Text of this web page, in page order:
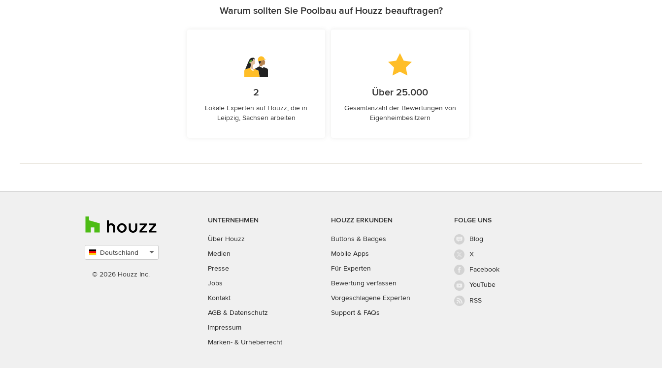
Warum sollten Sie Poolbau auf Houzz beauftragen?
2
Lokale Experten auf Houzz, die in
Leipzig, Sachsen arbeiten
Über 25.000
Gesamtanzahl der Bewertungen von
Eigenheimbesitzern
Deutschland
auswählen
© 2026 Houzz Inc.
UNTERNEHMEN
Über Houzz
Medien
Presse
Jobs
Kontakt
AGB & Datenschutz
Impressum
Marken- & Urheberrecht
HOUZZ ERKUNDEN
Buttons & Badges
Mobile Apps
Für Experten
Bewertung verfassen
Vorgeschlagene Experten
Support & FAQs
FOLGE UNS
Blog
X
Facebook
YouTube
RSS